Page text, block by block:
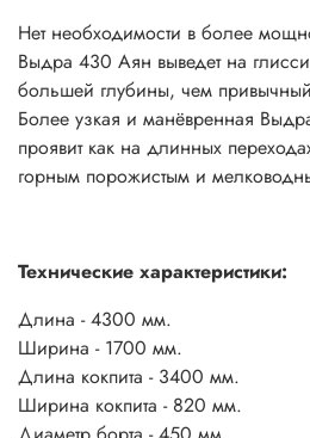
Нет необходимости в более
Выдра 430 Аян выведет на
большей глубины, чем
Более узкая и манёвренная
проявит как на длинных
горным порожистым и
Технические характеристики:
Длина - 4300 мм.
Ширина - 1700 мм.
Длина кокпита - 3400 мм.
Ширина кокпита - 820 мм.